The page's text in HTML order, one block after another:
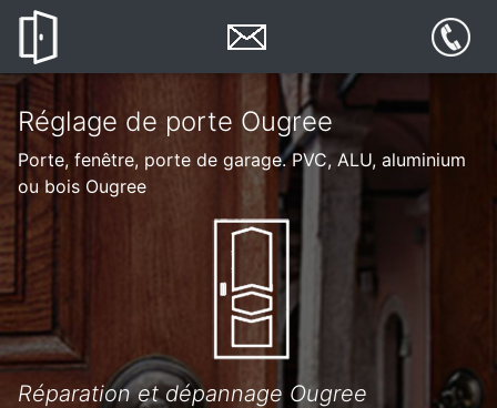
Réglage de porte Ougree
Porte, fenêtre, porte de garage. PVC, ALU, aluminium
ou bois Ougree
Réparation et dépannage Ougree